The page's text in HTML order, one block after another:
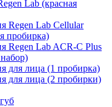
Lab (красная
Regen Lab Cellular
пробирка)
Regen Lab ACR-C Plus
для лица (1 пробирка)
для лица (2 пробирки)